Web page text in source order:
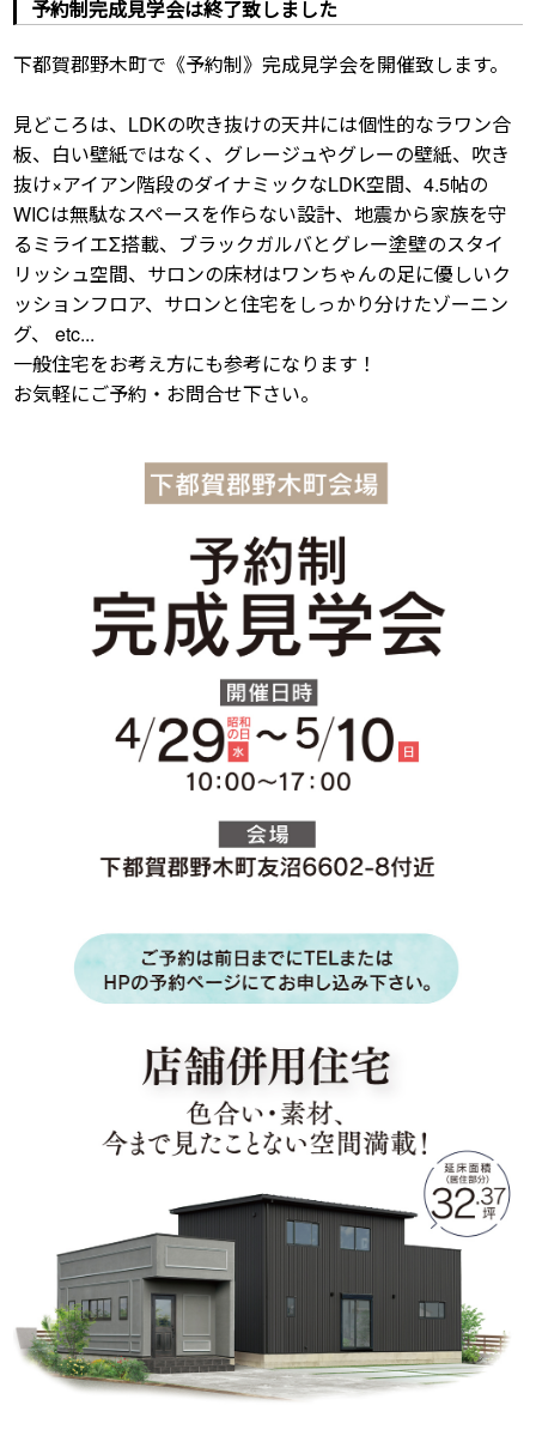
予約制完成見学会は終了致しました
下都賀郡野木町で《予約制》完成見学会を開催致します。
見どころは、LDKの吹き抜けの天井には個性的なラワン合
板、白い壁紙ではなく、グレージュやグレーの壁紙、吹き
抜け×アイアン階段のダイナミックなLDK空間、4.5帖の
WICは無駄なスペースを作らない設計、地震から家族を守
るミライエΣ搭載、ブラックガルバとグレー塗壁のスタイ
リッシュ空間、サロンの床材はワンちゃんの足に優しいク
ッションフロア、サロンと住宅をしっかり分けたゾーニン
グ、 etc...
一般住宅をお考え方にも参考になります！
お気軽にご予約・お問合せ下さい。